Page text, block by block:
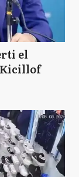
el
Kicillof